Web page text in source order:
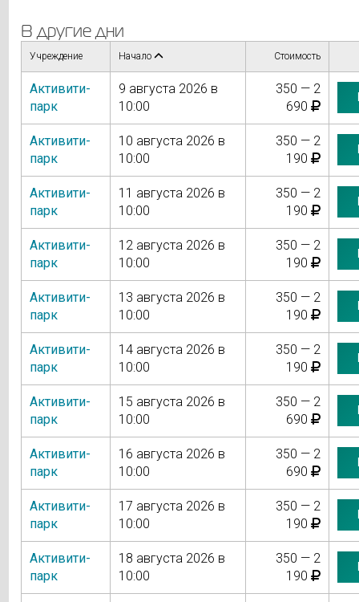
В другие дни
Учреждение Начало Стоимость
Активити-
парк
9 августа 2026 в
10:00
350 — 2
690
Активити-
парк
10 августа 2026 в
10:00
350 — 2
190
Активити-
парк
11 августа 2026 в
10:00
350 — 2
190
Активити-
парк
12 августа 2026 в
10:00
350 — 2
190
Активити-
парк
13 августа 2026 в
10:00
350 — 2
190
Активити-
парк
14 августа 2026 в
10:00
350 — 2
190
Активити-
парк
15 августа 2026 в
10:00
350 — 2
690
Активити-
парк
16 августа 2026 в
10:00
350 — 2
690
Активити-
парк
17 августа 2026 в
10:00
350 — 2
190
Активити-
парк
18 августа 2026 в
10:00
350 — 2
190